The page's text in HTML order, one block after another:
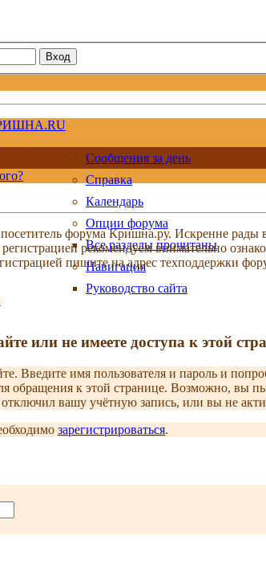
Сообщения за день
Справка
Календарь
Опции форума
Все разделы прочитаны
Навигация
Руководство сайта
форума Кришна.ру. Искренне рады
регистрацией рекомендуем
пишите на адрес техподдержки
или не имеете доступа к этой
Введите имя пользователя и пароль и
обращения к этой странице. Возможно, вы
вашу учётную запись, или вы не
зарегистрироваться.